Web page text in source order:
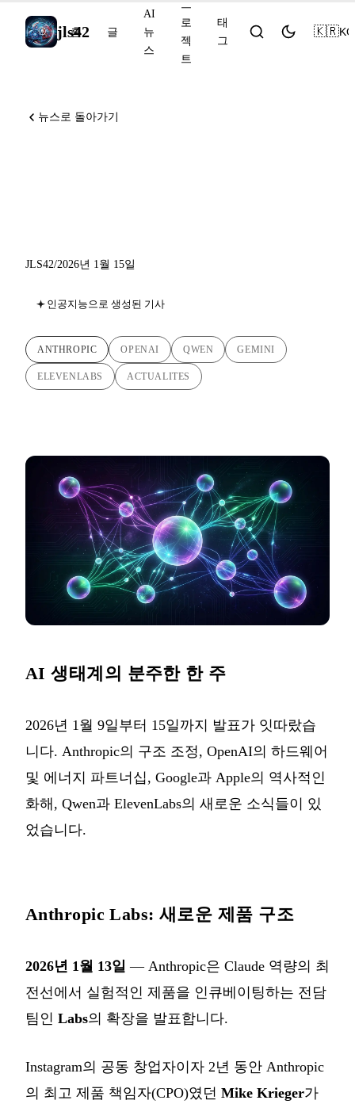
jls42
홈 글
AI
뉴
스
프
로
젝
트
태
그
🇰🇷KO
뉴스로 돌아가기
JLS42/2026년 1월 15일
인공지능으로 생성된 기사
ANTHROPIC OPENAI QWEN GEMINI
ELEVENLABS ACTUALITES
AI 생태계의 분주한 한 주
2026년 1월 9일부터 15일까지 발표가 잇따랐습
니다. Anthropic의 구조 조정, OpenAI의 하드웨어
및 에너지 파트너십, Google과 Apple의 역사적인
화해, Qwen과 ElevenLabs의 새로운 소식들이 있
었습니다.
Anthropic Labs: 새로운 제품 구조
2026년 1월 13일 — Anthropic은 Claude 역량의 최
전선에서 실험적인 제품을 인큐베이팅하는 전담
팀인 Labs의 확장을 발표합니다.
Instagram의 공동 창업자이자 2년 동안 Anthropic
의 최고 제품 책임자(CPO)였던 Mike Krieger가